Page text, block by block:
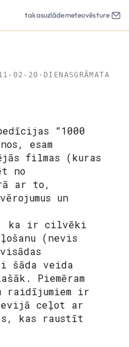
takasuzlādemeteovēsture
02-20 · DIENASGRĀMATA
“1000
esam
filmas (kuras
no
ar to,
un
ka ir cilvēki
(nevis
veida
Piemēram
raidījumiem ir
ceļot ar
kas raustīt